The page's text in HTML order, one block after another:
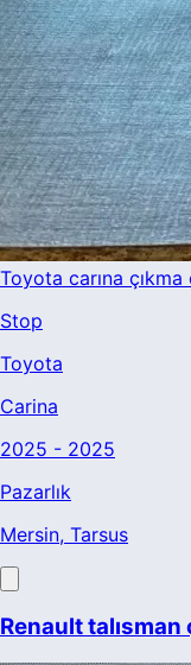
Toyota carına
Stop
Toyota
Carina
2025 - 2025
Pazarlık
Mersin, Tarsus
Renault talısman